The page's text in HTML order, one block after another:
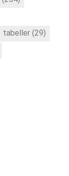
tabeller (29)